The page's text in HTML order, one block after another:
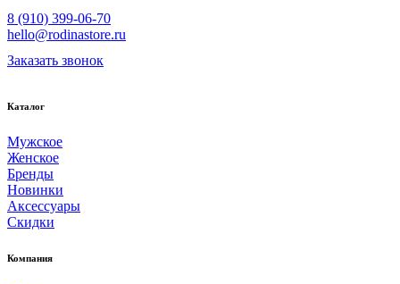
8 (910) 399-06-70
hello@rodinastore.ru
Заказать звонок
Каталог
Мужское
Женское
Бренды
Новинки
Аксессуары
Скидки
Компания